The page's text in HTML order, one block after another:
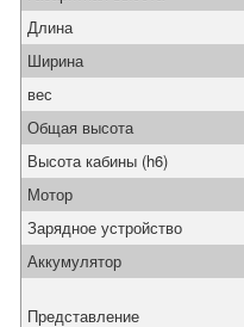
Длина
Ширина
вес
Общая высота
Высота кабины (h6)
Мотор
Зарядное устройство
Аккумулятор
Представление